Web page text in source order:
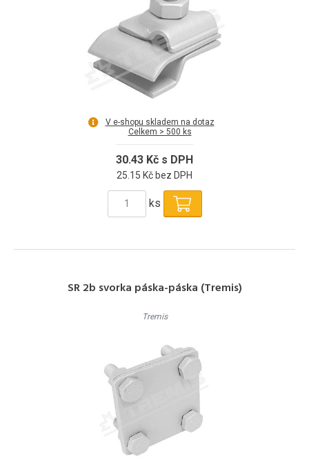
V e-shopu skladem na dotaz
Celkem > 500 ks
30.43 Kč s DPH
25.15 Kč bez DPH
ks
SR 2b svorka páska-páska (Tremis)
Tremis